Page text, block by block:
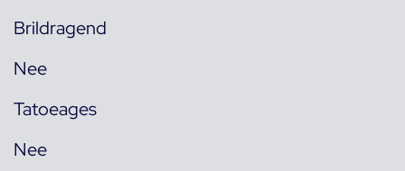
Brildragend
Nee
Tatoeages
Nee